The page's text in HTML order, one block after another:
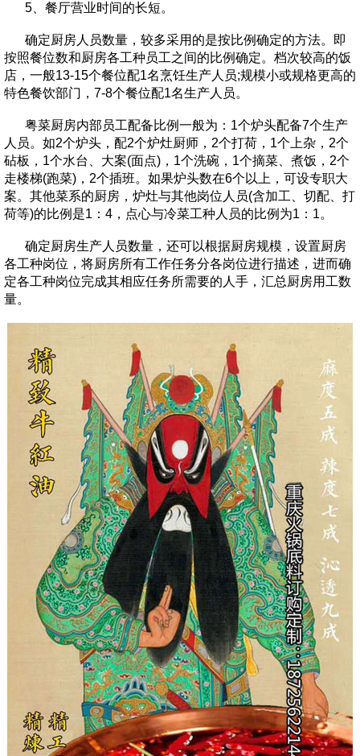
5、餐厅营业时间的长短。
确定厨房人员数量，较多采用的是按比例确定的方法。即
按照餐位数和厨房各工种员工之间的比例确定。档次较高的饭
店，一般13-15个餐位配1名烹饪生产人员;规模小或规格更高的
特色餐饮部门，7-8个餐位配1名生产人员。
粤菜厨房内部员工配备比例一般为：1个炉头配备7个生产
人员。如2个炉头，配2个炉灶厨师，2个打荷，1个上杂，2个
砧板，1个水台、大案(面点)，1个洗碗，1个摘菜、煮饭，2个
走楼梯(跑菜)，2个插班。如果炉头数在6个以上，可设专职大
案。其他菜系的厨房，炉灶与其他岗位人员(含加工、切配、打
荷等)的比例是1：4，点心与冷菜工种人员的比例为1：1。
确定厨房生产人员数量，还可以根据厨房规模，设置厨房
各工种岗位，将厨房所有工作任务分各岗位进行描述，进而确
定各工种岗位完成其相应任务所需要的人手，汇总厨房用工数
量。